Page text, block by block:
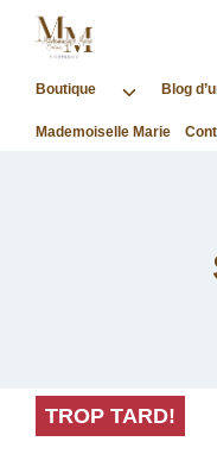
contenu
Boutique
Ouvrir/
menu
Blog
Mademoiselle Marie
TROP TARD!